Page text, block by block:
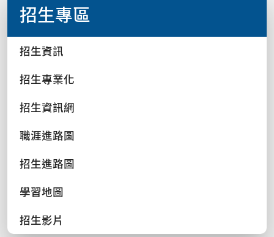
招生專區
招生資訊
招生專業化
招生資訊網
職涯進路圖
招生進路圖
學習地圖
招生影片